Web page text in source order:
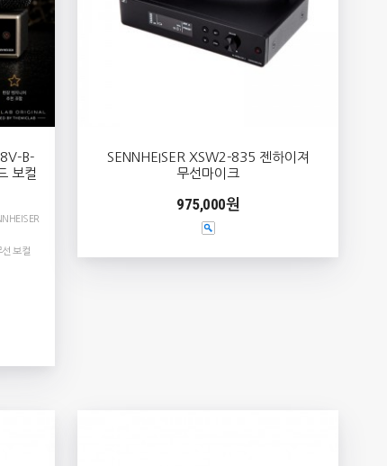
B-
보컬
선 보컬
SENNHEISER XSW2-835 젠하이져
무선마이크
975,000원